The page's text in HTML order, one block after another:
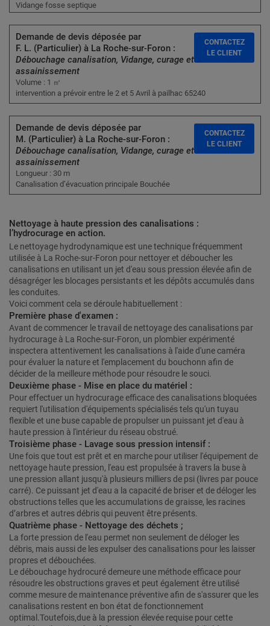
Vidange fosse septique
Demande de devis déposée par
F. L. (Particulier) à La Roche-sur-Foron :
Débouchage canalisation, Vidange, curage et
assainissement
Volume : 1 ㎥
intervention a prévoir entre le 2 et 5 Avril à pailhac 65240
CONTACTEZ
LE CLIENT
Demande de devis déposée par
M. (Particulier) à La Roche-sur-Foron :
Débouchage canalisation, Vidange, curage et
assainissement
Longueur : 30 m
Canalisation d’évacuation principale Bouchée
CONTACTEZ
LE CLIENT
Nettoyage à haute pression des canalisations :
l’hydrocurage en action.
Le nettoyage hydrodynamique est une technique fréquemment
utilisée à La Roche-sur-Foron pour nettoyer et déboucher les
canalisations en utilisant un jet d'eau sous pression élevée afin de
désagréger les blocages persistants et les dépôts accumulés dans
les conduites.
Voici comment cela se déroule habituellement :
Première phase d'examen :
Avant de commencer le travail de nettoyage des canalisations par
hydrocurage à La Roche-sur-Foron, un plombier expérimenté
inspectera attentivement les canalisations à l'aide d'une caméra
pour évaluer la nature et l'emplacement du bouchonn afin de
décider de la meilleure méthode pour résoudre le souci.
Deuxième phase - Mise en place du matériel :
Pour effectuer un hydrocurage efficace des canalisations bloquées
requiert l'utilisation d'équipements spécialisés tels qu'un tuyau
flexible et une buse capable de propulser un puissant jet d'eau à
haute pression à l'intérieur du réseau obstrué.
Troisième phase - Lavage sous pression intensif :
Une fois que tout est prêt et en marche pour utiliser l'équipement de
nettoyage haute pression, l'eau est propulsée à travers la buse à
une pression allant jusqu'à plusieurs milliers de psi (livres par pouce
carré). Ce puissant jet d'eau a la capacité de briser et de déloger les
obstructions telles que les accumulations de graisse, les racines
d’arbres et autres débris qui peuvent être présents.
Quatrième phase - Nettoyage des déchets ;
La forte pression de l'eau permet non seulement de déloger les
débris, mais aussi de les expulser des canalisations pour les laisser
propres et débouchées.
Le débouchage hydrocuré demeure une méthode efficace pour
résoudre les obstructions graves et peut également être utilisé
comme mesure de maintenance préventive afin de s'assurer que les
canalisations restent en bon état de fonctionnement
optimal.Toutefois,due à la pression élevée requise pour cette